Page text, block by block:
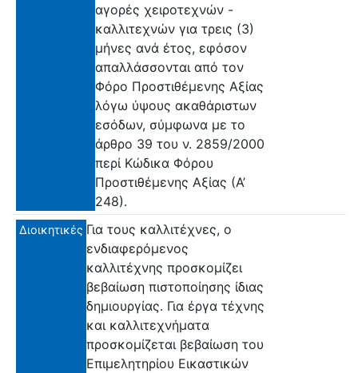
αγορές χειροτεχνών -
καλλιτεχνών για τρεις (3)
μήνες ανά έτος, εφόσον
απαλλάσσονται από τον
Φόρο Προστιθέμενης Αξίας
λόγω ύψους ακαθάριστων
εσόδων, σύμφωνα με το
άρθρο 39 του ν. 2859/2000
περί Κώδικα Φόρου
Προστιθέμενης Αξίας (Α’
248).
Διοικητικές Για τους καλλιτέχνες, ο
ενδιαφερόμενος
καλλιτέχνης προσκομίζει
βεβαίωση πιστοποίησης ίδιας
δημιουργίας. Για έργα τέχνης
και καλλιτεχνήματα
προσκομίζεται βεβαίωση του
Επιμελητηρίου Εικαστικών